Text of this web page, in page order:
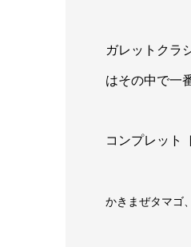
ガレットクラ
はその中で一
コンプレット
かきまぜタマゴ